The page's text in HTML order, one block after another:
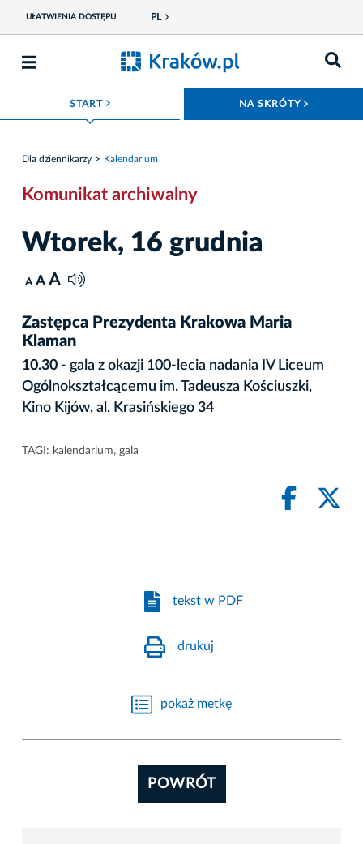
UŁATWIENIA DOSTĘPU PL
START ROZWIŃ MENU NA SKRÓTY
Dla dziennikarzy Kalendarium
Komunikat archiwalny
Wtorek, 16 grudnia
A A A
Zastępca Prezydenta Krakowa Maria
Klaman
10.30 - gala z okazji 100-lecia nadania IV Liceum
Ogólnokształcącemu im. Tadeusza Kościuszki,
Kino Kijów, al. Krasińskiego 34
TAGI: kalendarium, gala
tekst w PDF
drukuj
pokaż metkę
POWRÓT